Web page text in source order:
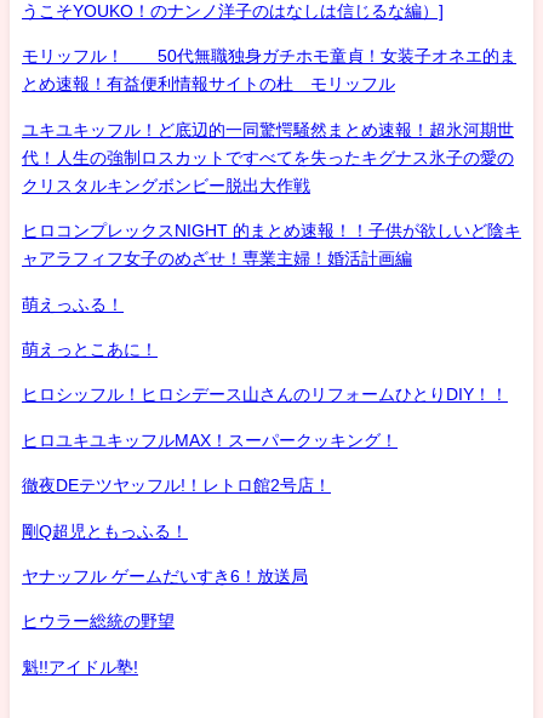
うこそYOUKO！のナンノ洋子のはなしは信じるな編）]
モリッフル！ 50代無職独身ガチホモ童貞！女装子オネエ的ま
とめ速報！有益便利情報サイトの杜 モリッフル
ユキユキッフル！ど底辺的一同驚愕騒然まとめ速報！超氷河期世
代！人生の強制ロスカットですべてを失ったキグナス氷子の愛の
クリスタルキングボンビー脱出大作戦
ヒロコンプレックスNIGHT 的まとめ速報！！子供が欲しいど陰キ
ャアラフィフ女子のめざせ！専業主婦！婚活計画編
萌えっふる！
萌えっとこあに！
ヒロシッフル！ヒロシデース山さんのリフォームひとりDIY！！
ヒロユキユキッフルMAX！スーパークッキング！
徹夜DEテツヤッフル!！レトロ館2号店！
剛Q超児ともっふる！
ヤナッフル ゲームだいすき6！放送局
ヒウラー総統の野望
魁!!アイドル塾!